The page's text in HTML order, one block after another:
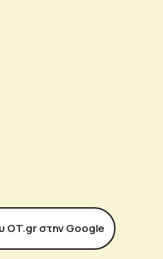
ΟΤ.gr στην Google